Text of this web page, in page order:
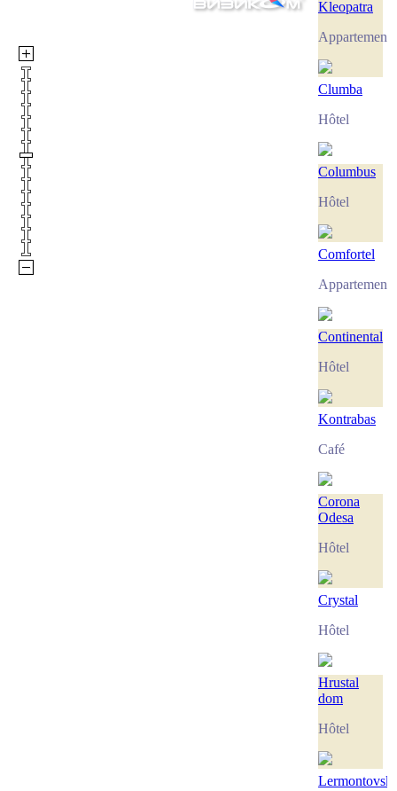
Kleopatra
Appartement
Clumba
Hôtel
Columbus
Hôtel
Comfortel
Appartement
Continental
Hôtel
Kontrabas
Café
Corona
Odesa
Hôtel
Сrystal
Hôtel
Hrustal
dom
Hôtel